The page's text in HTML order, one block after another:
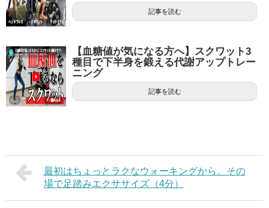
記事を読む
【血糖値が気になる方へ】スクワット3
種目で下半身を鍛える代謝アップトレー
ニング
記事を読む
最初はちょっとラクなウォーキングから。その
場で足踏みエクササイズ（4分）